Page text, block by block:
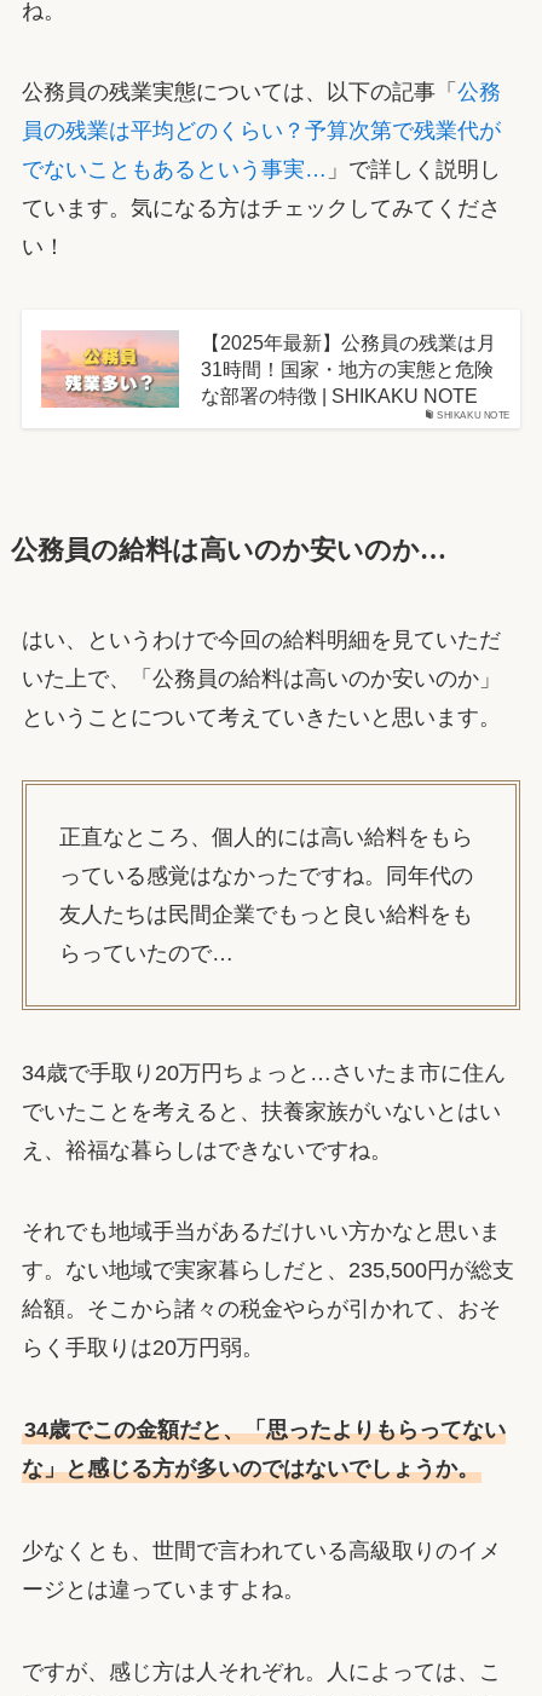
ね。
公務員の残業実態については、以下の記事「 公務
員の残業は平均どのくらい？予算次第で残業代が
でないこともあるという事実… 」で詳しく説明し
ています。気になる方はチェックしてみてくださ
い！
SHIKAKU NOTE
【2025年最新】公務員の残業は月
31時間！国家・地方の実態と危険
な部署の特徴 | SHIKAKU NOTE
公務員の給料は高いのか安いのか…
はい、というわけで今回の給料明細を見ていただ
いた上で、「公務員の給料は高いのか安いのか」
ということについて考えていきたいと思います。
正直なところ、個人的には高い給料をもら
っている感覚はなかったですね。同年代の
友人たちは民間企業でもっと良い給料をも
らっていたので…
34歳で手取り20万円ちょっと…さいたま市に住ん
でいたことを考えると、扶養家族がいないとはい
え、裕福な暮らしはできないですね。
それでも地域手当があるだけいい方かなと思いま
す。ない地域で実家暮らしだと、235,500円が総支
給額。そこから諸々の税金やらが引かれて、おそ
らく手取りは20万円弱。
34歳でこの金額だと、「思ったよりもらってない
な」と感じる方が多いのではないでしょうか。
少なくとも、世間で言われている高級取りのイメ
ージとは違っていますよね。
ですが、感じ方は人それぞれ。人によっては、こ